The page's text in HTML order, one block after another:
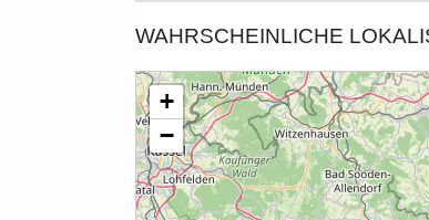
WAHRSCHEINLICHE